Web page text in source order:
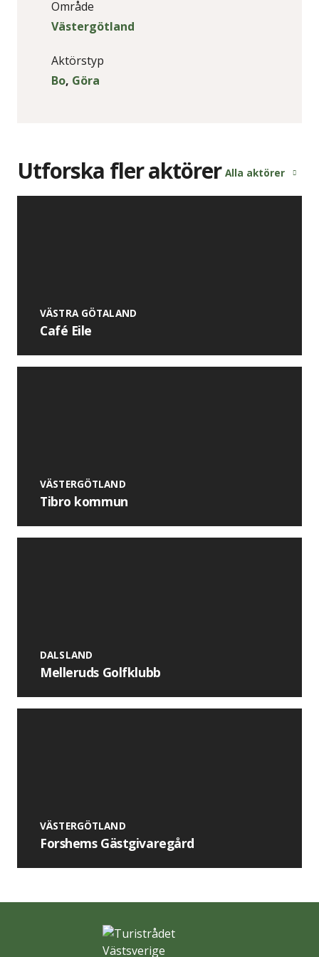
Område
Västergötland
Aktörstyp
Bo, Göra
Utforska fler aktörer Alla aktörer
VÄSTRA GÖTALAND
Café Eile
VÄSTERGÖTLAND
Tibro kommun
DALSLAND
Melleruds Golfklubb
VÄSTERGÖTLAND
Forshems Gästgivaregård